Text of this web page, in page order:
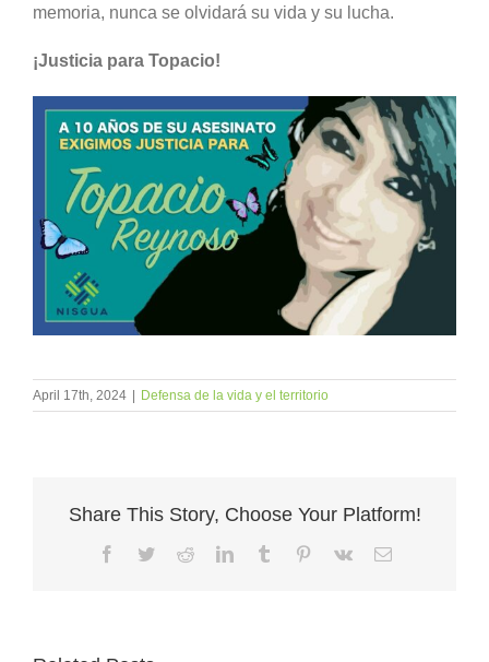
memoria, nunca se olvidará su vida y su lucha.
¡Justicia para Topacio!
April 17th, 2024 | Defensa de la vida y el territorio
Share This Story, Choose Your Platform!
Facebook
TwitterRedditLinkedInTumblr Pinterest
Vk Email